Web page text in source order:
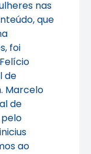
nas
que
foi
de
Marcelo
de
pelo
ao